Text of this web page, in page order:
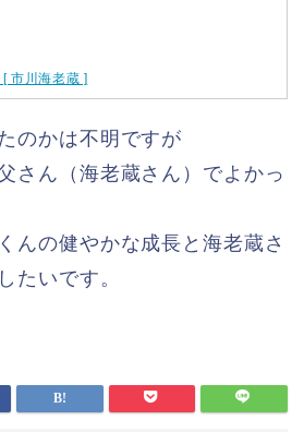
市川海老蔵 ]
のかは不明ですが
さん（海老蔵さん）でよかっ
んの健やかな成長と海老蔵さ
たいです。